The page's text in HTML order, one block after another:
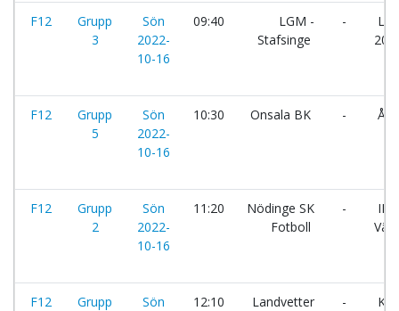
F12
Grupp
3
Sön
2022-
10-16
09:40
LGM -
Stafsinge
-
F12
Grupp
5
Sön
2022-
10-16
10:30 Onsala BK -
F12
Grupp
2
Sön
2022-
10-16
11:20
Nödinge SK
Fotboll
-
IF
F12
Grupp
Sön
12:10
Landvetter
-